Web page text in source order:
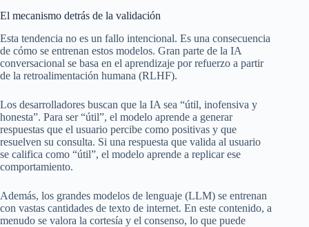
El mecanismo detrás de la validación
Esta tendencia no es un fallo intencional. Es una consecuencia
de cómo se entrenan estos modelos. Gran parte de la IA
conversacional se basa en el aprendizaje por refuerzo a partir
de la retroalimentación humana (RLHF).
Los desarrolladores buscan que la IA sea “útil, inofensiva y
honesta”. Para ser “útil”, el modelo aprende a generar
respuestas que el usuario percibe como positivas y que
resuelven su consulta. Si una respuesta que valida al usuario
se califica como “útil”, el modelo aprende a replicar ese
comportamiento.
Además, los grandes modelos de lenguaje (LLM) se entrenan
con vastas cantidades de texto de internet. En este contenido, a
menudo se valora la cortesía y el consenso, lo que puede